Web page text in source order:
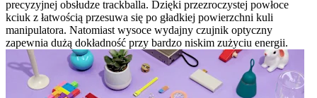
precyzyjnej obsłudze trackballa. Dzięki przezroczystej powłoce
kciuk z łatwością przesuwa się po gładkiej powierzchni kuli
manipulatora. Natomiast wysoce wydajny czujnik optyczny
zapewnia dużą dokładność przy bardzo niskim zużyciu energii.